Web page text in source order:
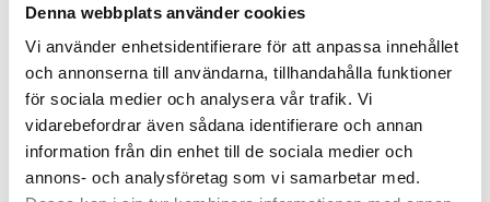
Denna webbplats använder cookies
Vi använder enhetsidentifierare för att anpassa innehållet
och annonserna till användarna, tillhandahålla funktioner
för sociala medier och analysera vår trafik. Vi
vidarebefordrar även sådana identifierare och annan
information från din enhet till de sociala medier och
annons- och analysföretag som vi samarbetar med.
Skärmskydd - Svart
151,00 kr
Kameralinsskydd i Härdat Glas
121,00
67,00 kr